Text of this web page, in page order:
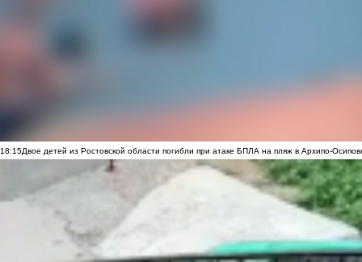
18:15Двое детей из Ростовской области погибли при атаке БПЛА на пляж в Архипо-